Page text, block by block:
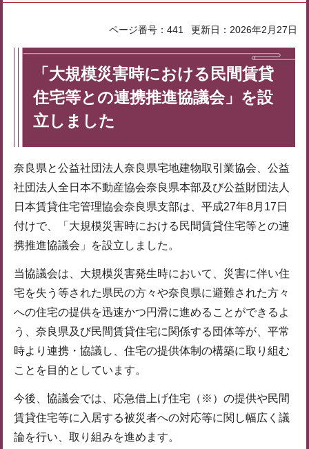
ページ番号：441 更新日：2026年2月27日
「大規模災害時における民間賃貸
住宅等との連携推進協議会」を設
立しました
奈良県と公益社団法人奈良県宅地建物取引業協会、公益
社団法人全日本不動産協会奈良県本部及び公益財団法人
日本賃貸住宅管理協会奈良県支部は、平成27年8月17日
付けで、「大規模災害時における民間賃貸住宅等との連
携推進協議会」を設立しました。
当協議会は、大規模災害発生時において、災害に伴い住
宅を失う等された県民の方々や奈良県に避難された方々
への住宅の提供を迅速かつ円滑に進めることができるよ
う、奈良県及び民間賃貸住宅に関係する団体等が、平常
時より連携・協議し、住宅の提供体制の構築に取り組む
ことを目的としています。
今後、協議会では、応急借上げ住宅（※）の提供や民間
賃貸住宅等に入居する被災者への対応等に関し幅広く議
論を行い、取り組みを進めます。